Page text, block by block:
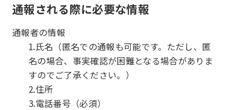
通報される際に必要な情報
通報者の情報
1.氏名（匿名での通報も可能です。ただし、匿
名の場合、事実確認が困難となる場合がありま
すのでご了承ください。）
2.住所
3.電話番号（必須）